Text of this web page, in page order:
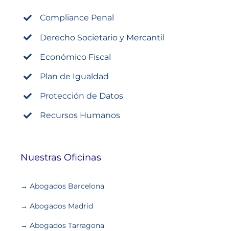
Compliance Penal
Derecho Societario y Mercantil
Económico Fiscal
Plan de Igualdad
Protección de Datos
Recursos Humanos
Nuestras Oficinas
→ Abogados Barcelona
→ Abogados Madrid
→ Abogados Tarragona